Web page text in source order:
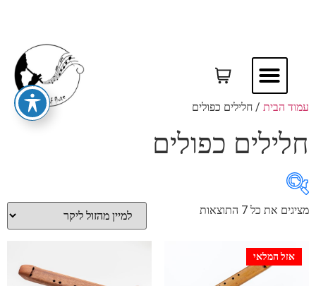
עמוד הבית / חלילים כפולים
חלילים כפולים
1,850
In stock
מציגים את כל ⁦7⁩ התוצאות
אזל המלאי